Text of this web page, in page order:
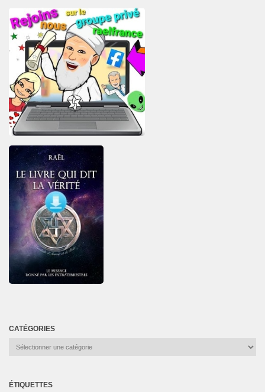
CATÉGORIES
Catégories
ÉTIQUETTES